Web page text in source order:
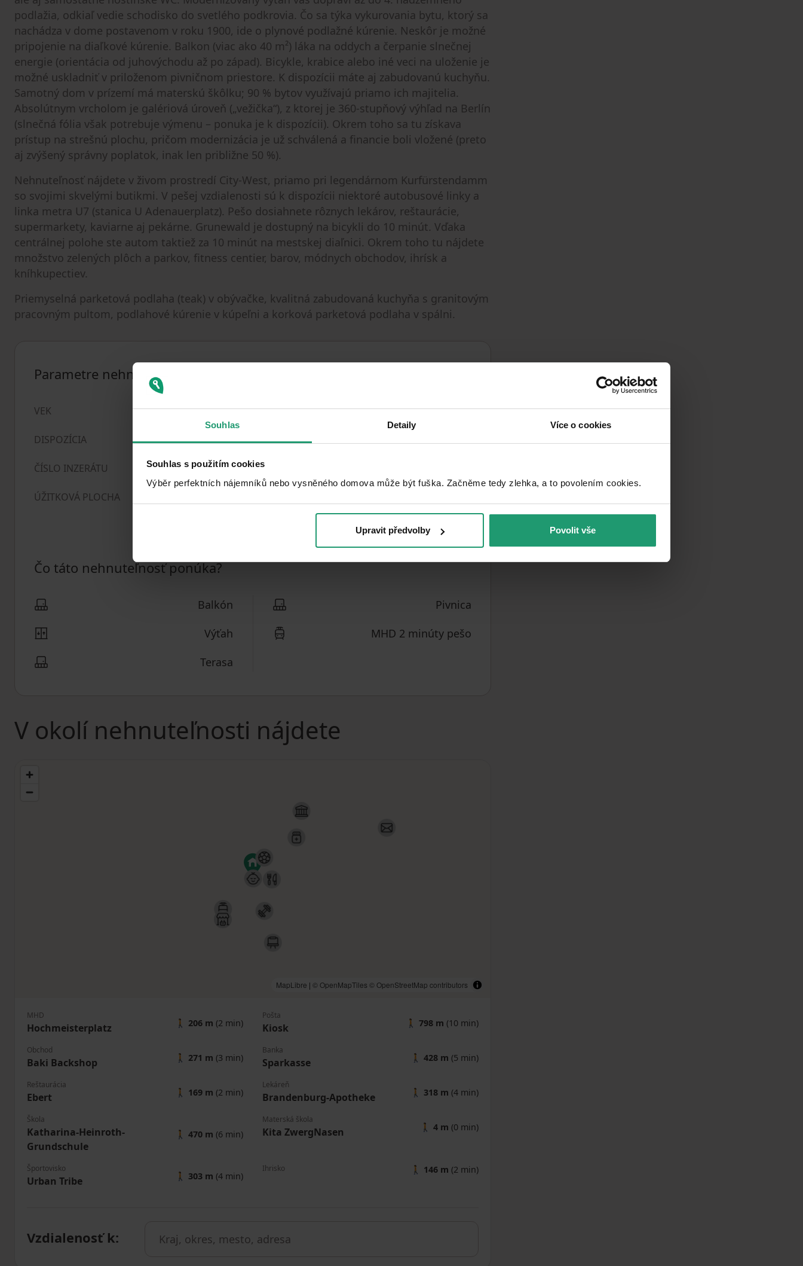
Souhlas Detaily Více o cookies
Souhlas s použitím cookies
Výběr perfektních nájemníků nebo vysněného domova může být fuška. Začněme tedy zlehka, a to povolením cookies.​
Upravit předvolby Povolit vše
podlažia, odkiaľ vedie schodisko do svetlého podkrovia. Čo sa týka vykurovania bytu, ktorý sa
nachádza v dome postavenom v roku 1900, ide o plynové podlažné kúrenie. Neskôr je možné
pripojenie na diaľkové kúrenie. Balkon (viac ako 40 m²) láka na oddych a čerpanie slnečnej
energie (orientácia od juhovýchodu až po západ). Bicykle, krabice alebo iné veci na uloženie je
možné uskladniť v priloženom pivničnom priestore. K dispozícii máte aj zabudovanú kuchyňu.
Samotný dom v prízemí má materskú škôlku; 90 % bytov využívajú priamo ich majitelia.
Absolútnym vrcholom je galériová úroveň („vežička“), z ktorej je 360-stupňový výhľad na Berlín
(slnečná fólia však potrebuje výmenu – ponuka je k dispozícii). Okrem toho sa tu získava
prístup na strešnú plochu, pričom modernizácia je už schválená a financie boli vložené (preto
aj zvýšený správny poplatok, inak len približne 50 %).
Nehnuteľnosť nájdete v živom prostredí City-West, priamo pri legendárnom Kurfürstendamm
so svojimi skvelými butikmi. V pešej vzdialenosti sú k dispozícii niektoré autobusové linky a
linka metra U7 (stanica U Adenauerplatz). Pešo dosiahnete rôznych lekárov, reštaurácie,
supermarkety, kaviarne aj pekárne. Grunewald je dostupný na bicykli do 10 minút. Vďaka
centrálnej polohe ste autom taktiež za 10 minút na mestskej diaľnici. Okrem toho tu nájdete
množstvo zelených plôch a parkov, fitness centier, barov, módnych obchodov, ihrísk a
kníhkupectiev.
Priemyselná parketová podlaha (teak) v obývačke, kvalitná zabudovaná kuchyňa s granitovým
pracovným pultom, podlahové kúrenie v kúpeľni a korková parketová podlaha v spálni.
Parametre nehnuteľnosti
VEK Nad 50 rokov
DISPOZÍCIA 4+1
ČÍSLO INZERÁTU 1021386
ÚŽITKOVÁ PLOCHA
DOSTUPNÉ OD 8. 8. 2026
POSCHODIE 5. poschodie
PENB
nehospodárne
2
Čo táto nehnuteľnosť ponúka?
Balkón
Výťah
Terasa
Pivnica
MHD 2 minúty pešo
V okolí nehnuteľnosti nájdete
MapLibre | © OpenMapTiles © OpenStreetMap contributors
MHD
Hochmeisterplatz 🚶 206 m (2 min)
Pošta
Kiosk 🚶 798 m (10 min)
Obchod
Baki Backshop 🚶 271 m (3 min)
Banka
Sparkasse 🚶 428 m (5 min)
Reštaurácia
Ebert 🚶 169 m (2 min)
Lekáreň
Brandenburg-Apotheke 🚶 318 m (4 min)
Škola
Katharina-Heinroth-
Grundschule
🚶 470 m (6 min)
Materská škola
Kita ZwergNasen 🚶 4 m (0 min)
Športovisko
Urban Tribe 🚶 303 m (4 min)
Ihrisko 🚶 146 m (2 min)
Vzdialenosť k: